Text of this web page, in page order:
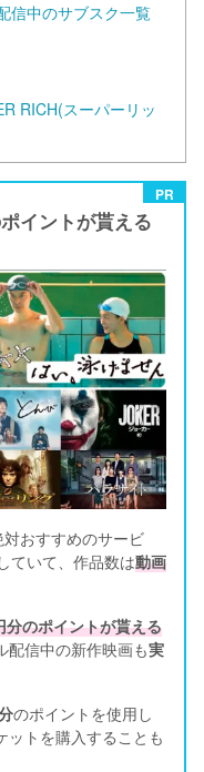
信中のサブスク一覧
RICH(スーパーリッ
PR
イントが貰える
おすすめのサービ
ていて、作品数は動画
のポイントが貰える
配信中の新作映画も実
のポイントを使用し
ットを購入することも